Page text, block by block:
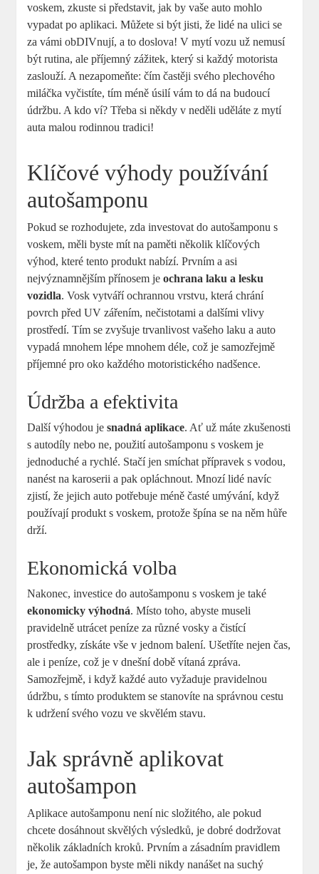
voskem, zkuste si představit, jak by vaše auto mohlo
vypadat po aplikaci. Můžete si být jisti, že lidé na ulici se
za vámi obDIVnují, a to doslova! V mytí vozu už nemusí
být rutina, ale příjemný zážitek, který si každý motorista
zaslouží. A nezapomeňte: čím častěji svého plechového
miláčka vyčistíte, tím méně úsilí vám to dá na budoucí
údržbu. A kdo ví? Třeba si někdy v neděli uděláte z mytí
auta malou rodinnou tradici!
Klíčové výhody používání
autošamponu
Pokud se rozhodujete, zda investovat do autošamponu s
voskem, měli byste mít na paměti několik klíčových
výhod, které tento produkt nabízí. Prvním a asi
nejvýznamnějším přínosem jeochrana laku a lesku
vozidla. Vosk vytváří ochrannou vrstvu, která chrání
povrch před UV zářením, nečistotami a dalšími vlivy
prostředí. Tím se zvyšuje trvanlivost vašeho laku a auto
vypadá mnohem lépe mnohem déle, což je samozřejmě
příjemné pro oko každého motoristického nadšence.
Údržba a efektivita
Další výhodou jesnadná aplikace. Ať už máte zkušenosti
s autodíly nebo ne, použití autošamponu s voskem je
jednoduché a rychlé. Stačí jen smíchat přípravek s vodou,
nanést na karoserii a pak opláchnout. Mnozí lidé navíc
zjistí, že jejich auto potřebuje méně časté umývání, když
používají produkt s voskem, protože špína se na něm hůře
drží.
Ekonomická volba
Nakonec, investice do autošamponu s voskem je také
ekonomicky výhodná. Místo toho, abyste museli
pravidelně utrácet peníze za různé vosky a čistící
prostředky, získáte vše v jednom balení. Ušetříte nejen čas,
ale i peníze, což je v dnešní době vítaná zpráva.
Samozřejmě, i když každé auto vyžaduje pravidelnou
údržbu, s tímto produktem se stanovíte na správnou cestu
k udržení svého vozu ve skvělém stavu.
Jak správně aplikovat
autošampon
Aplikace autošamponu není nic složitého, ale pokud
chcete dosáhnout skvělých výsledků, je dobré dodržovat
několik základních kroků. Prvním a zásadním pravidlem
je, že autošampon byste měli nikdy nanášet na suchý